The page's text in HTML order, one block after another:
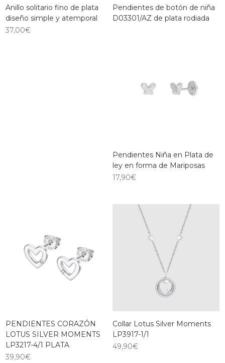
Anillo solitario fino de plata
diseño simple y atemporal
37,00€
Pendientes de botón de niña
D03301/AZ de plata rodiada
Pendientes Niña en Plata de
ley en forma de Mariposas
17,90€
PENDIENTES CORAZÓN
LOTUS SILVER MOMENTS
LP3217-4/1 PLATA
39,90€
Collar Lotus Silver Moments
LP3917-1/1
49,90€